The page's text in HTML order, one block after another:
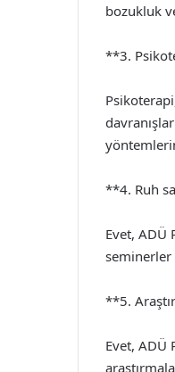
bozukluk
**3.
**4. Ruh
Evet, ADÜ
seminerler
**5.
Evet, ADÜ